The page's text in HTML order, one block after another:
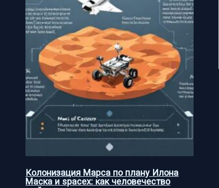
Колонизация Марса по плану Илона
Маска и spacex: как человечество